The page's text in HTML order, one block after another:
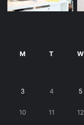
M T W
3 4 5
10 11 12